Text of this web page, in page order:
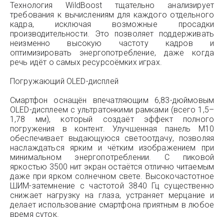
Технология WildBoost тщательно анализирует
требования к вычислениям для каждого отдельного
кадра, исключая возможные просадки
производительности. Это позволяет поддерживать
неизменно высокую частоту кадров и
оптимизировать энергопотребление, даже когда
речь идёт о самых ресурсоёмких играх.
Погружающий OLED-дисплей
Смартфон оснащён впечатляющим 6,83-дюймовым
OLED-дисплеем с ультратонкими рамками (всего 1,5–
1,78 мм), который создаёт эффект полного
погружения в контент. Улучшенная панель M10
обеспечивает выдающуюся светоотдачу, позволяя
наслаждаться ярким и чётким изображением при
минимальном энергопотреблении. С пиковой
яркостью 3500 нит экран остаётся отлично читаемым
даже при ярком солнечном свете. Высокочастотное
ШИМ-затемнение с частотой 3840 Гц существенно
снижает нагрузку на глаза, устраняет мерцание и
делает использование смартфона приятным в любое
время суток.